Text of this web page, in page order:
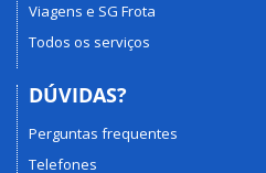
Viagens e SG Frota
Todos os serviços
DÚVIDAS?
Perguntas frequentes
Telefones